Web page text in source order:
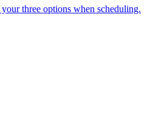
three options when scheduling.